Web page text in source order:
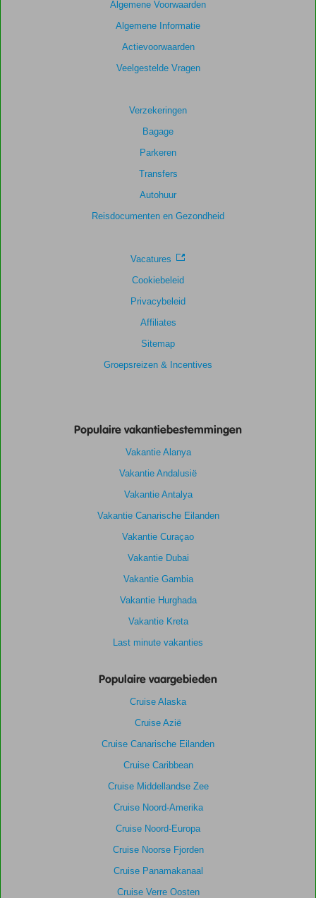
8,5
Kamers
Kindvriendelijk
7,7
Algemene Voorwaarden
Algemene Informatie
Actievoorwaarden
Veelgestelde Vragen
Verzekeringen
Bagage
Parkeren
Transfers
Autohuur
Reisdocumenten en Gezondheid
Vacatures
Cookiebeleid
Privacybeleid
Affiliates
Sitemap
Groepsreizen & Incentives
Populaire vakantiebestemmingen
Vakantie Alanya
Vakantie Andalusië
Vakantie Antalya
Vakantie Canarische Eilanden
Vakantie Curaçao
Vakantie Dubai
Vakantie Gambia
Vakantie Hurghada
Vakantie Kreta
Last minute vakanties
Populaire vaargebieden
Cruise Alaska
Cruise Azië
Cruise Canarische Eilanden
Cruise Caribbean
Cruise Middellandse Zee
Cruise Noord-Amerika
Cruise Noord-Europa
Cruise Noorse Fjorden
Cruise Panamakanaal
Cruise Verre Oosten